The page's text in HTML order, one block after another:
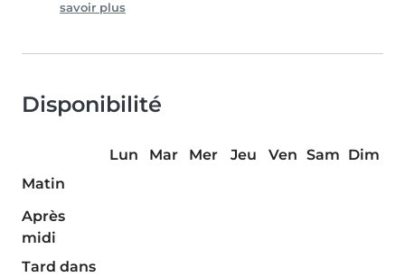
savoir plus
Disponibilité
Lun Mar Mer Jeu Ven Sam Dim
Matin
Après
midi
Tard dans